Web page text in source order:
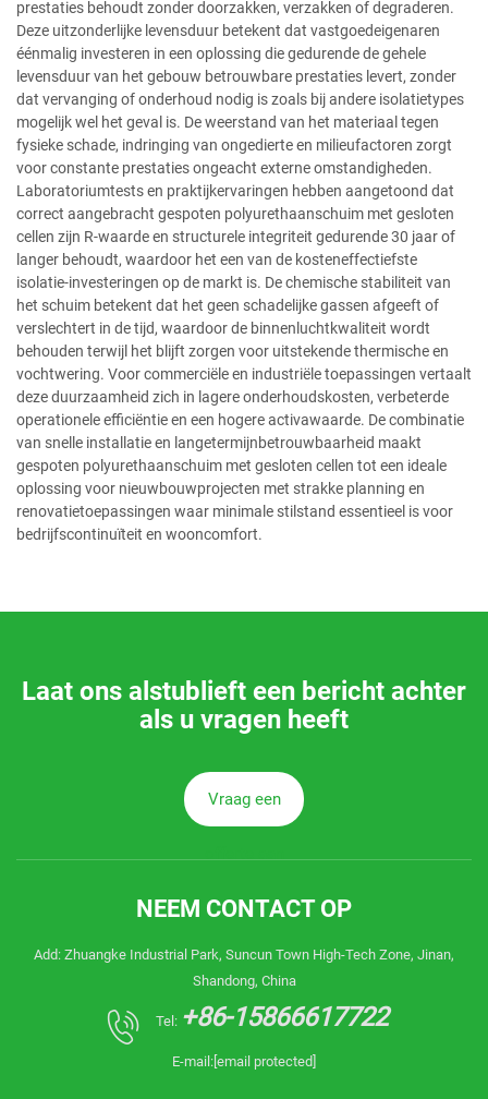
prestaties behoudt zonder doorzakken, verzakken of degraderen.
Deze uitzonderlijke levensduur betekent dat vastgoedeigenaren
éénmalig investeren in een oplossing die gedurende de gehele
levensduur van het gebouw betrouwbare prestaties levert, zonder
dat vervanging of onderhoud nodig is zoals bij andere isolatietypes
mogelijk wel het geval is. De weerstand van het materiaal tegen
fysieke schade, indringing van ongedierte en milieufactoren zorgt
voor constante prestaties ongeacht externe omstandigheden.
Laboratoriumtests en praktijkervaringen hebben aangetoond dat
correct aangebracht gespoten polyurethaanschuim met gesloten
cellen zijn R-waarde en structurele integriteit gedurende 30 jaar of
langer behoudt, waardoor het een van de kosteneffectiefste
isolatie-investeringen op de markt is. De chemische stabiliteit van
het schuim betekent dat het geen schadelijke gassen afgeeft of
verslechtert in de tijd, waardoor de binnenluchtkwaliteit wordt
behouden terwijl het blijft zorgen voor uitstekende thermische en
vochtwering. Voor commerciële en industriële toepassingen vertaalt
deze duurzaamheid zich in lagere onderhoudskosten, verbeterde
operationele efficiëntie en een hogere activawaarde. De combinatie
van snelle installatie en langetermijnbetrouwbaarheid maakt
gespoten polyurethaanschuim met gesloten cellen tot een ideale
oplossing voor nieuwbouwprojecten met strakke planning en
renovatietoepassingen waar minimale stilstand essentieel is voor
bedrijfscontinuïteit en wooncomfort.
Laat ons alstublieft een bericht achter
als u vragen heeft
Vraag een
NEEM CONTACT OP
Add: Zhuangke Industrial Park, Suncun Town High-Tech Zone, Jinan,
Shandong, China
Tel: +86-15866617722
E-mail:[email protected]